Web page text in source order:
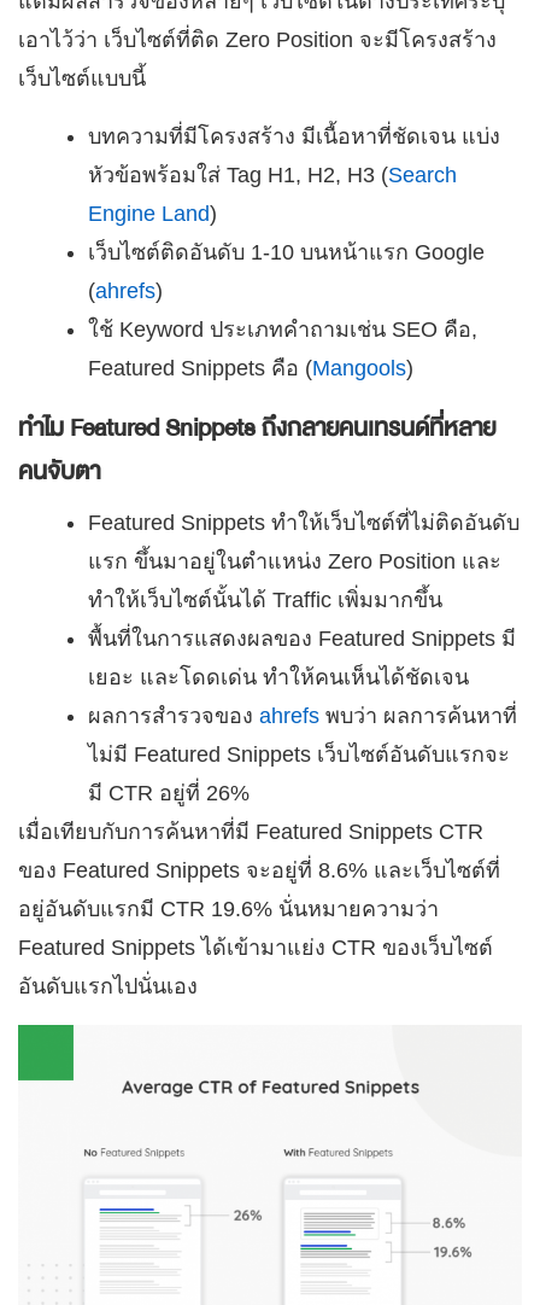
เอาไว้ว่า เว็บไซต์ที่ติด Zero Position จะมีโครงสร้าง
เว็บไซต์แบบนี้
บทความที่มีโครงสร้าง มีเนื้อหาที่ชัดเจน แบ่ง
หัวข้อพร้อมใส่ Tag H1, H2, H3 (Search
Engine Land)
เว็บไซต์ติดอันดับ 1-10 บนหน้าแรก Google
(ahrefs)
ใช้ Keyword ประเภทคำถามเช่น SEO คือ,
Featured Snippets คือ (Mangools)
ทำไม Featured Snippets ถึงกลายคนเทรนด์ที่หลาย
คนจับตา
Featured Snippets ทำให้เว็บไซต์ที่ไม่ติดอันดับ
แรก ขึ้นมาอยู่ในตำแหน่ง Zero Position และ
ทำให้เว็บไซต์นั้นได้ Traffic เพิ่มมากขึ้น
พื้นที่ในการแสดงผลของ Featured Snippets มี
เยอะ และโดดเด่น ทำให้คนเห็นได้ชัดเจน
ผลการสำรวจของ ahrefs พบว่า ผลการค้นหาที่
ไม่มี Featured Snippets เว็บไซต์อันดับแรกจะ
มี CTR อยู่ที่ 26%
เมื่อเทียบกับการค้นหาที่มี Featured Snippets CTR
ของ Featured Snippets จะอยู่ที่ 8.6% และเว็บไซต์ที่
อยู่อันดับแรกมี CTR 19.6% นั่นหมายความว่า
Featured Snippets ได้เข้ามาแย่ง CTR ของเว็บไซต์
อันดับแรกไปนั่นเอง